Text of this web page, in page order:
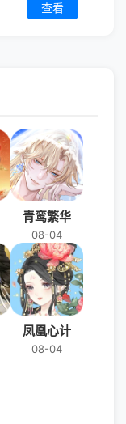
查看
青鸾繁华
08-04
凤凰心计
08-04